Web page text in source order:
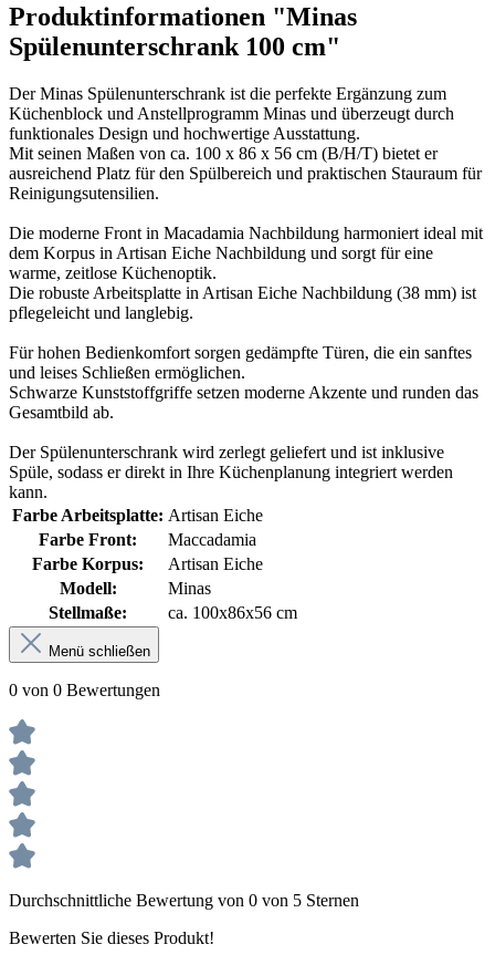
Produktinformationen "Minas
Spülenunterschrank 100 cm"
Der Minas Spülenunterschrank ist die perfekte Ergänzung zum
Küchenblock und Anstellprogramm Minas und überzeugt durch
funktionales Design und hochwertige Ausstattung.
Mit seinen Maßen von ca. 100 x 86 x 56 cm (B/H/T) bietet er
ausreichend Platz für den Spülbereich und praktischen Stauraum für
Reinigungsutensilien.
Die moderne Front in Macadamia Nachbildung harmoniert ideal mit
dem Korpus in Artisan Eiche Nachbildung und sorgt für eine
warme, zeitlose Küchenoptik.
Die robuste Arbeitsplatte in Artisan Eiche Nachbildung (38 mm) ist
pflegeleicht und langlebig.
Für hohen Bedienkomfort sorgen gedämpfte Türen, die ein sanftes
und leises Schließen ermöglichen.
Schwarze Kunststoffgriffe setzen moderne Akzente und runden das
Gesamtbild ab.
Der Spülenunterschrank wird zerlegt geliefert und ist inklusive
Spüle, sodass er direkt in Ihre Küchenplanung integriert werden
kann.
Farbe Arbeitsplatte: Artisan Eiche
Farbe Front:
Maccadamia
Farbe Korpus:
Artisan Eiche
Modell:
Minas
Stellmaße:
ca. 100x86x56 cm
Menü schließen
0 von 0 Bewertungen
Durchschnittliche Bewertung von 0 von 5 Sternen
Bewerten Sie dieses Produkt!